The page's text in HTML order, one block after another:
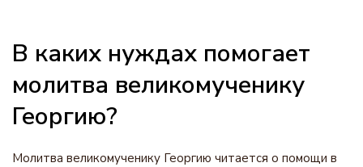
В каких нуждах помогает
молитва великомученику
Георгию?
Молитва великомученику Георгию читается о помощи в